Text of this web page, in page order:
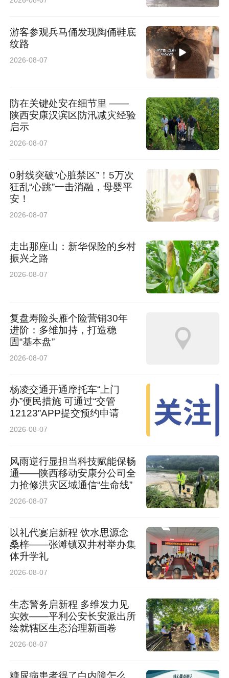
红薯，专种科技红薯、致富红薯。”田小雄说。村
里主动找上西北农林科技大学，请专家进大棚、
到地头。引进“秦薯5号”等脱毒良种，建起800平
方米的脱毒实验室，组培育苗、节水滴灌、绿色
的老毛病。
小红薯遇上新科技，产业换了新模样。如今村里
80亩育苗田，每年育出近700万株优质薯苗，品
东、甘肃等地的订单不断，常年供不应求。
“以前种红薯，风调雨顺才有好收成。”种了十几
年红薯的田武辉感慨，“现在有专家手把手教，苗
子壮、产量高、销路不用跑，一亩地收入翻了好
几倍！在家门口干活，挣钱顾家两不误！”
光种红薯还不够。田小雄和大伙看得长远：单一
村里注册了“田薯叔”品牌，建起标准化加工车
间。新鲜红薯变成粉条、红薯干、红薯酒等，小
红薯成了大礼包，附加值噌噌往上涨。品牌形象
营，红薯产品卖到了城里。
闲置的老旧资源也盘活了。壕沟改成了休闲广
场；艺舍别院、田西欢乐谷成了网红打卡点；游
客慕名而来，围着泥炉煮茶烤红薯……2025年，
田西村接待游客超3万人次，村集体增收80多万
游客参观兵马俑发现陶俑鞋底
纹路
2026-08-07
防在关键处安在细节里 ——
陕西安康汉滨区防汛减灾经验
启示
2026-08-07
0射线突破“心脏禁区”！5万次
狂乱“心跳”一击消融，母婴平
安！
2026-08-07
走出那座山：新华保险的乡村
振兴之路
2026-08-07
复盘寿险头雁个险营销30年
进阶：多维加持，打造稳
固“基本盘”
2026-08-07
杨凌交通开通摩托车“上门
办”便民措施 可通过“交管
12123”APP提交预约申请
2026-08-07
风雨逆行显担当科技赋能保畅
通——陕西移动安康分公司全
力抢修洪灾区域通信“生命线”
2026-08-07
以礼代宴启新程 饮水思源念
桑梓——张滩镇双井村举办集
体升学礼
2026-08-07
生态警务启新程 多维发力见
实效——平利公安长安派出所
绘就辖区生态治理新画卷
2026-08-07